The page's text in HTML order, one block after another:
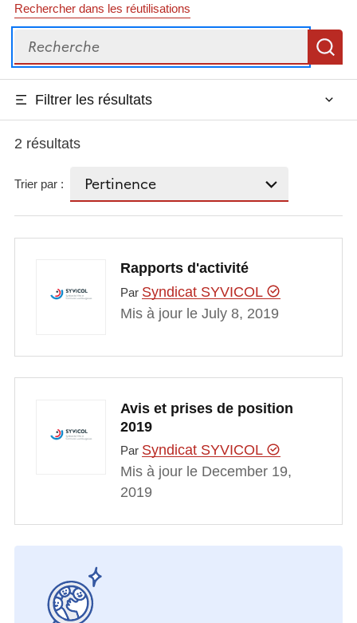
Rechercher dans les réutilisations
Recherche
Filtrer les résultats
2 résultats
Trier par :
Rapports d'activité
Par Syndicat SYVICOL
Mis à jour le July 8, 2019
Avis et prises de position
2019
Par Syndicat SYVICOL
Mis à jour le December 19,
2019